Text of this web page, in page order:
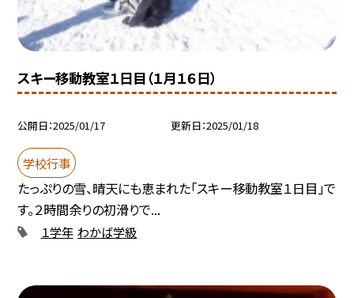
スキー移動教室１日目（１月１６日）
公開日 2025/01/17 更新日 2025/01/18
学校行事
たっぷりの雪、晴天にも恵まれた「スキー移動教室１日目」で
す。２時間余りの初滑りで...
１学年 わかば学級